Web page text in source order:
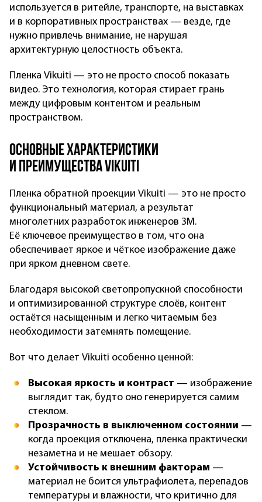
используется в ритейле, транспорте, на выставках
и в корпоративных пространствах — везде, где
нужно привлечь внимание, не нарушая
архитектурную целостность объекта.
Пленка Vikuiti — это не просто способ показать
видео. Это технология, которая стирает грань
между цифровым контентом и реальным
пространством.
Основные характеристики
и преимущества Vikuiti
Пленка обратной проекции Vikuiti — это не просто
функциональный материал, а результат
многолетних разработок инженеров 3M.
Её ключевое преимущество в том, что она
обеспечивает яркое и чёткое изображение даже
при ярком дневном свете.
Благодаря высокой светопропускной способности
и оптимизированной структуре слоёв, контент
остаётся насыщенным и легко читаемым без
необходимости затемнять помещение.
Вот что делает Vikuiti особенно ценной:
Высокая яркость и контраст — изображение
выглядит так, будто оно генерируется самим
стеклом.
Прозрачность в выключенном состоянии —
когда проекция отключена, пленка практически
незаметна и не мешает обзору.
Устойчивость к внешним факторам —
материал не боится ультрафиолета, перепадов
температуры и влажности, что критично для